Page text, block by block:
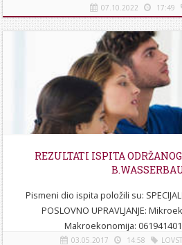
[više]
07.10.2022 17:49
REZULTATI ISPITA
Pismeni dio ispita položili su:
POSLOVNO UPRAVLJANJE:
Makroekonomija:
03.05.2017 14:58